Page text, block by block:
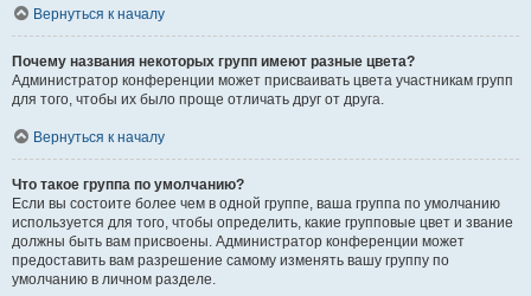
Вернуться к началу
Почему названия некоторых групп имеют разные цвета?
Администратор конференции может присваивать цвета участникам групп
для того, чтобы их было проще отличать друг от друга.
Вернуться к началу
Что такое группа по умолчанию?
Если вы состоите более чем в одной группе, ваша группа по умолчанию
используется для того, чтобы определить, какие групповые цвет и звание
должны быть вам присвоены. Администратор конференции может
предоставить вам разрешение самому изменять вашу группу по
умолчанию в личном разделе.